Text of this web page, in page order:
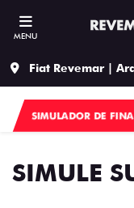
MENU
Fiat Revemar |
SIMULADOR DE
SIMULE